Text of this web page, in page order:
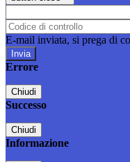
E-mail inviata, si prega di
Errore
Chiudi
Successo
Chiudi
Informazione